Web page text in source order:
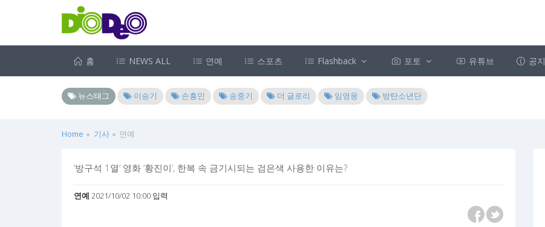
홈 NEWS ALL 연예 스포츠 Flashback 포토 유튜브 공지
뉴스태그 이승기 손흥민 송중기 더 글로리 임영웅 방탄소년단
Home 기사 연예
‘방구석 1열’ 영화 ‘황진이’, 한복 속 금기시되는 검은색 사용한 이유는?
연예 2021/10/02 10:00 입력